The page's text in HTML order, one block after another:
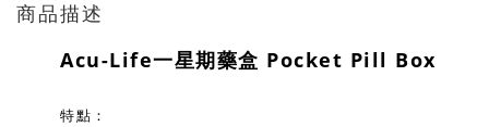
商品描述
Acu-Life一星期藥盒 Pocket Pill Box
特點：